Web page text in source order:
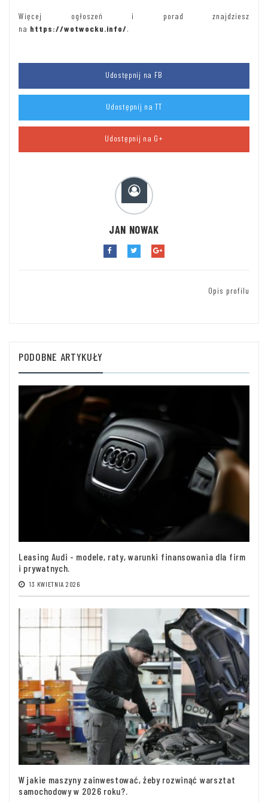
Więcej ogłoszeń i porad znajdziesz
na https://wotwocku.info/.
Udostępnij na FB
Udostępnij na TT
Udostępnij na G+
JAN NOWAK
Opis profilu
PODOBNE ARTYKUŁY
Leasing Audi - modele, raty, warunki finansowania dla firm
i prywatnych.
13 KWIETNIA 2026
W jakie maszyny zainwestować, żeby rozwinąć warsztat
samochodowy w 2026 roku?.